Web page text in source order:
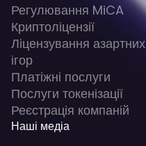
Регулювання MiCA
Криптоліцензії
Ліцензування азартних
ігор
Платіжні послуги
Послуги токенізації
Реєстрація компаній
Наші медіа